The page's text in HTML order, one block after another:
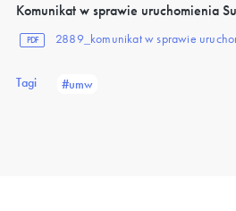
Komunikat w sprawie uruchomienia
PDF 2889_komunikat w sprawie
Tagi #umw